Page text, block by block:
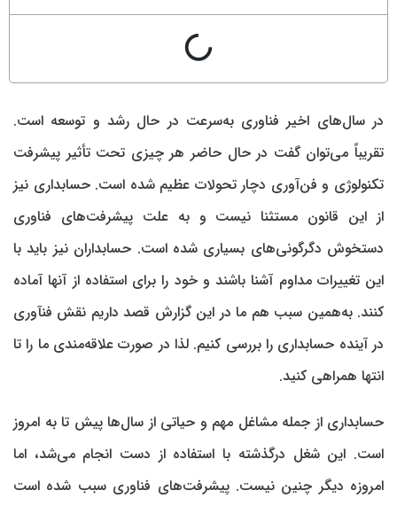
در سال‌های اخیر فناوری به‌سرعت در حال رشد و توسعه است.
تقریباً می‌توان گفت در حال حاضر هر چیزی تحت تأثیر پیشرفت
تکنولوژی و فن‌آوری دچار تحولات عظیم شده است. حسابداری نیز
از این قانون مستثنا نیست و به علت پیشرفت‌های فناوری
دستخوش دگرگونی‌های بسیاری شده است. حسابداران نیز باید با
این تغییرات مداوم آشنا باشند و خود را برای استفاده از آنها آماده
کنند. به‌همین سبب هم ما در این گزارش قصد داریم نقش فنآوری
در آینده حسابداری را بررسی کنیم. لذا در صورت علاقه‌مندی ما را تا
انتها همراهی کنید.
حسابداری از جمله مشاغل مهم و حیاتی از سال‌ها پیش تا به امروز
است. این شغل درگذشته با استفاده از دست انجام می‌شد، اما
امروزه دیگر چنین نیست. پیشرفت‌های فناوری سبب شده است